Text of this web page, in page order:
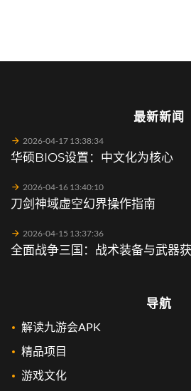
最新新闻
2026-04-17 13:38:34
华硕BIOS设置：中文化为核心
2026-04-16 13:40:10
刀剑神域虚空幻界操作指南
2026-04-15 13:37:36
全面战争三国：战术装备与武器
导航
解读九游会APK
精品项目
游戏文化